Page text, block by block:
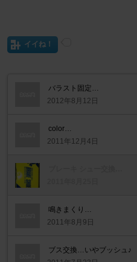
イイね！
バラスト固定…
2012年8月12日
color…
2011年12月4日
鳴きまくり…
2011年8月9日
ブス交換…いやブッシュ♪